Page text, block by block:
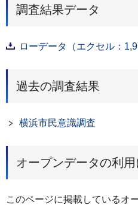
調査結果データ
ローデータ（エクセル：
過去の調査結果
横浜市民意識調査
オープンデータの利
このページに掲載しているオ